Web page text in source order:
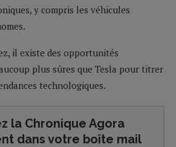
y compris les véhicules
il existe des opportunités
plus sûres que Tesla pour titrer
technologiques.
la Chronique Agora
dans votre boîte mail